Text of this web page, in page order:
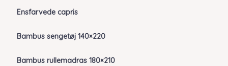
Ensfarvede capris
Bambus sengetøj 140×220
Bambus rullemadras 180×210